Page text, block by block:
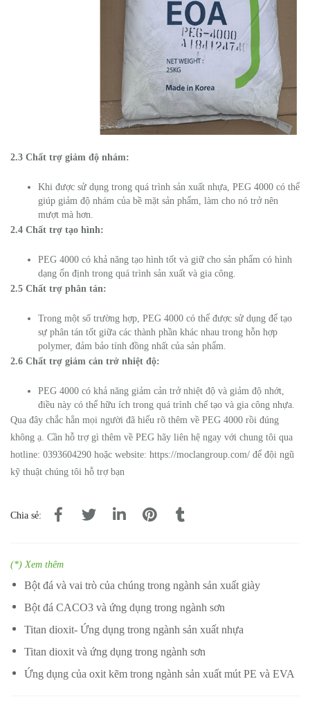
2.3 Chất trợ giảm độ nhám:
Khi được sử dụng trong quá trình sản xuất nhựa, PEG 4000 có thể
giúp giảm độ nhám của bề mặt sản phẩm, làm cho nó trở nên
mượt mà hơn.
2.4 Chất trợ tạo hình:
PEG 4000 có khả năng tạo hình tốt và giữ cho sản phẩm có hình
dạng ổn định trong quá trình sản xuất và gia công.
2.5 Chất trợ phân tán:
Trong một số trường hợp, PEG 4000 có thể được sử dụng để tạo
sự phân tán tốt giữa các thành phần khác nhau trong hỗn hợp
polymer, đảm bảo tính đồng nhất của sản phẩm.
2.6 Chất trợ giảm cản trở nhiệt độ:
PEG 4000 có khả năng giảm cản trở nhiệt độ và giảm độ nhớt,
điều này có thể hữu ích trong quá trình chế tạo và gia công nhựa.
Qua đây chắc hẳn mọi người đã hiểu rõ thêm về PEG 4000 rồi đúng
không ạ. Cần hỗ trợ gì thêm về PEG hãy liên hệ ngay với chung tôi qua
hotline: 0393604290 hoặc website: https://moclangroup.com/ để đội ngũ
kỹ thuật chúng tôi hỗ trợ bạn
Chia sẻ:
(*) Xem thêm
Bột đá và vai trò của chúng trong ngành sản xuất giày
Bột đá CACO3 và ứng dụng trong ngành sơn
Titan dioxit- Ứng dụng trong ngành sản xuất nhựa
Titan dioxit và ứng dụng trong ngành sơn
Ứng dụng của oxit kẽm trong ngành sản xuất mút PE và EVA